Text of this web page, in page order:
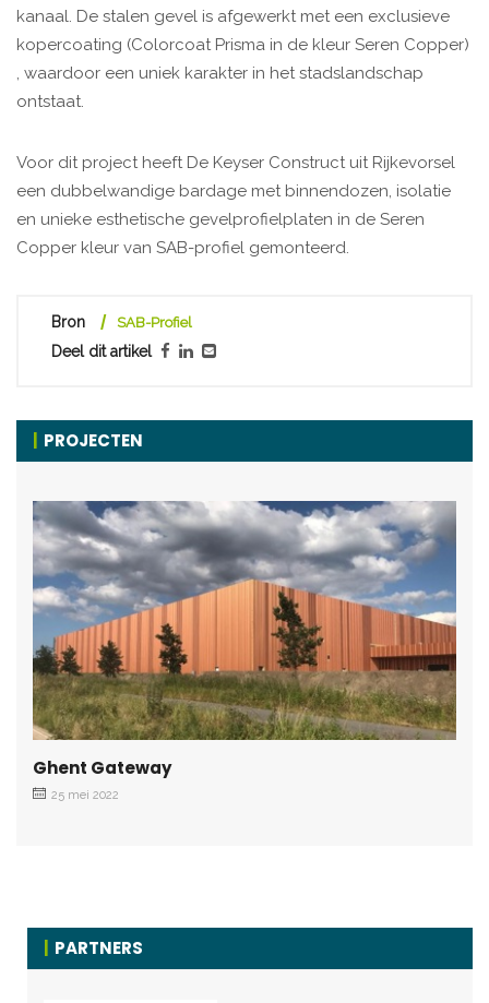
kanaal. De stalen gevel is afgewerkt met een exclusieve
kopercoating (Colorcoat Prisma in de kleur Seren Copper)
, waardoor een uniek karakter in het stadslandschap
ontstaat.
Voor dit project heeft De Keyser Construct uit Rijkevorsel
een dubbelwandige bardage met binnendozen, isolatie
en unieke esthetische gevelprofielplaten in de Seren
Copper kleur van SAB-profiel gemonteerd.
Bron SAB-Profiel
Deel dit artikel
PROJECTEN
Ghent Gateway
25 mei 2022
PARTNERS